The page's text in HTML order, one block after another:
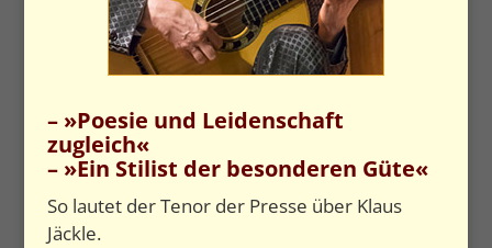
– »Poesie und Leidenschaft
zugleich«
– »Ein Stilist der besonderen Güte«
So lautet der Tenor der Presse über Klaus
Jäckle.